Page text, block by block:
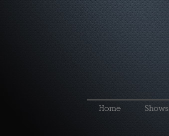
Home Shows